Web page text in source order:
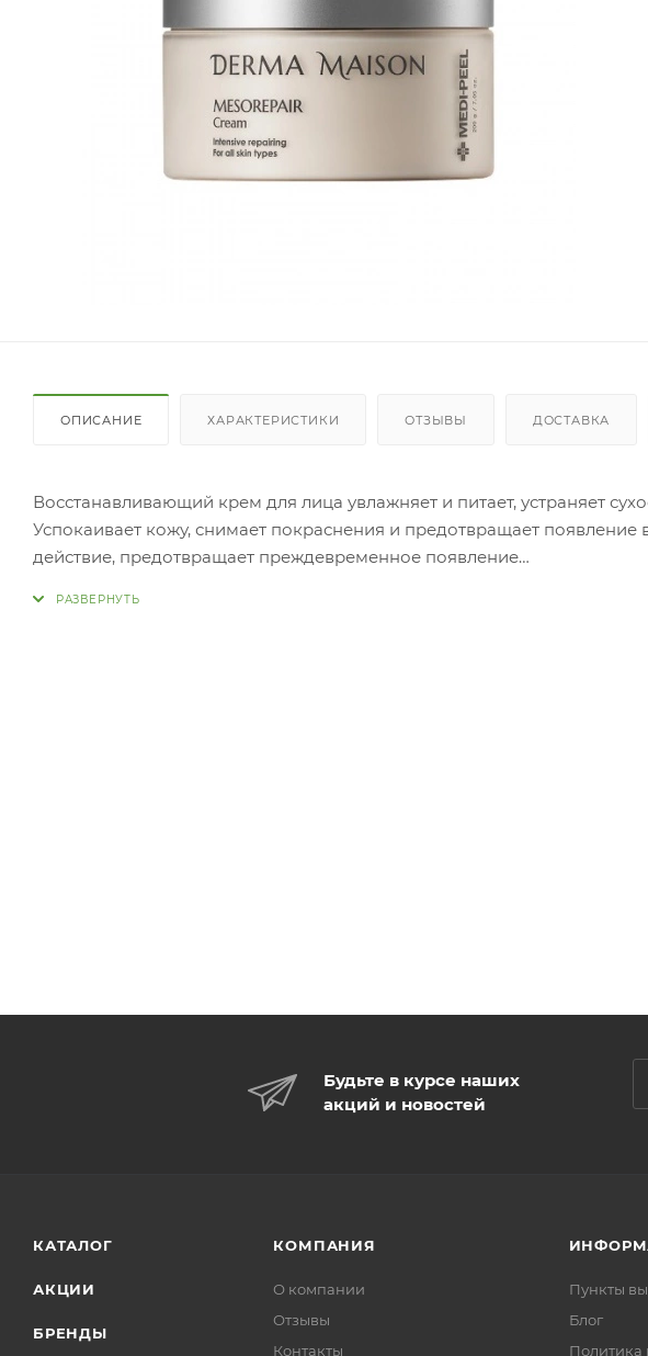
ОПИСАНИЕ ХАРАКТЕРИСТИКИ ОТЗЫВЫ ДОСТАВКА
Восстанавливающий крем для лица увлажняет и питает, устраняет
Успокаивает кожу, снимает покраснения и предотвращает
действие, предотвращает преждевременное появление
Будьте в курсе наших
акций и новостей
КАТАЛОГ
АКЦИИ
БРЕНДЫ
КОМПАНИЯ
О компании
Отзывы
Контакты
Пункты
Блог
Политика